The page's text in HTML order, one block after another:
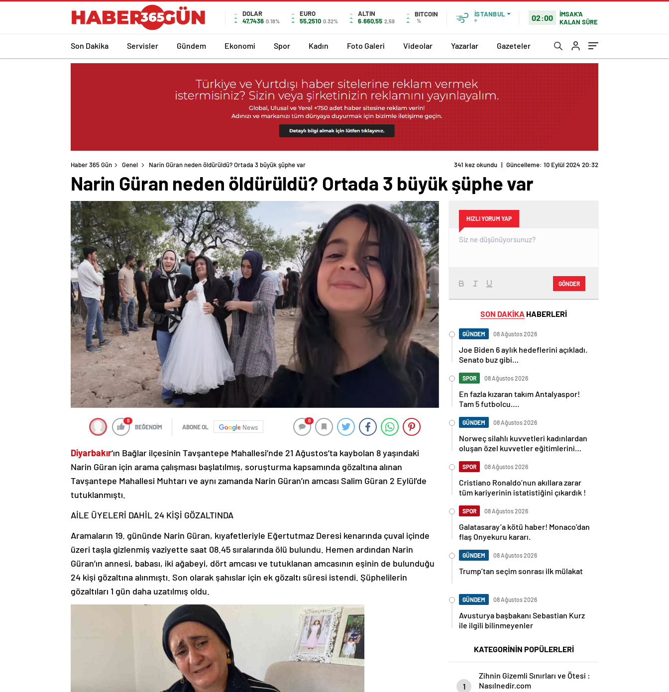
DOLAR
47,7436 0.18%
EURO
55,2510 0.32%
ALTIN
6.660,55 2,59
BITCOIN
%
İSTANBUL
°
02:00
İMSAK'A
KALAN SÜRE
Son Dakika Servisler Gündem Ekonomi Spor Kadın Foto Galeri Videolar Yazarlar Gazeteler
Haber 365 Gün Genel Narin Güran neden öldürüldü? Ortada 3 büyük şüphe var 341 kez okundu | Güncelleme: 10 Eylül 2024 20:32
Narin Güran neden öldürüldü? Ortada 3 büyük şüphe var
0
BEĞENDİM ABONE OL News
0
Diyarbakır‘ın Bağlar ilçesinin Tavşantepe Mahallesi’nde 21 Ağustos’ta kaybolan 8 yaşındaki
Narin Güran için arama çalışması başlatılmış, soruşturma kapsamında gözaltına alınan
Tavşantepe Mahallesi Muhtarı ve aynı zamanda Narin Güran’ın amcası Salim Güran 2 Eylül’de
tutuklanmıştı.
AİLE ÜYELERİ DAHİL 24 KİŞİ GÖZALTINDA
Aramaların 19. gününde Narin Güran, kıyafetleriyle Eğertutmaz Deresi kenarında çuval içinde
üzeri taşla gizlenmiş vaziyette saat 08.45 sıralarında ölü bulundu. Hemen ardından Narin
Güran’ın annesi, babası, iki ağabeyi, dört amcası ve tutuklanan amcasının eşinin de bulunduğu
24 kişi gözaltına alınmıştı. Son olarak şahıslar için ek gözaltı süresi istendi. Şüphelilerin
gözaltıları 1 gün daha uzatılmış oldu.
HIZLI YORUM YAP
GÖNDER
SON DAKİKA HABERLERİ
GÜNDEM 08 Ağustos 2026
Joe Biden 6 aylık hedeflerini açıkladı.
Senato buz gibi…
SPOR 08 Ağustos 2026
En fazla kızaran takım Antalyaspor!
Tam 5 futbolcu….
GÜNDEM 08 Ağustos 2026
Norweç silahlı kuvvetleri kadınlardan
oluşan özel kuvvetler eğitimlerini
SPOR 08 Ağustos 2026
Cristiano Ronaldo’nun akıllara zarar
tüm kariyerinin istatistiğini çıkardık !
SPOR 08 Ağustos 2026
Galatasaray’a kötü haber! Monaco’dan
flaş Onyekuru kararı.
GÜNDEM 08 Ağustos 2026
Trump’tan seçim sonrası ilk mülakat
GÜNDEM 08 Ağustos 2026
Avusturya başbakanı Sebastian Kurz
ile ilgili bilinmeyenler
KATEGORİNİN POPÜLERLERİ
1
Zihnin Gizemli Sınırları ve Ötesi :
Nasılnedir.com